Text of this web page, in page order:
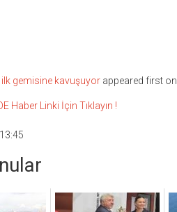
ilk gemisine kavuşuyorappeared first on
Haber Linki İçin Tıklayın !